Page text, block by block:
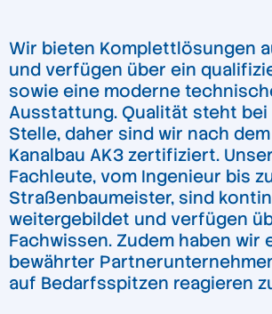
Wir bieten Komplettlösungen
und verfügen über ein
sowie eine moderne
Ausstattung. Qualität steht
Stelle, daher sind wir nach
Kanalbau AK3 zertifiziert.
Fachleute, vom Ingenieur bis
Straßenbaumeister, sind
weitergebildet und verfügen
Fachwissen. Zudem haben wir
bewährter
auf Bedarfsspitzen reagieren